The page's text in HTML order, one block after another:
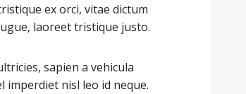
ex orci, vitae dictum
laoreet tristique justo.
sapien a vehicula
imperdiet nisl leo id neque.